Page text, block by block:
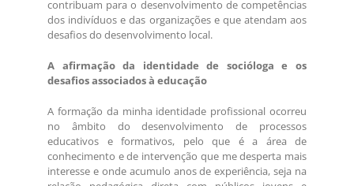
contribuam para o desenvolvimento de competências
dos indivíduos e das organizações e que atendam aos
desafios do desenvolvimento local.
A afirmação da identidade de socióloga e os
desafios associados à educação
A formação da minha identidade profissional ocorreu
no âmbito do desenvolvimento de processos
educativos e formativos, pelo que é a área de
conhecimento e de intervenção que me desperta mais
interesse e onde acumulo anos de experiência, seja na